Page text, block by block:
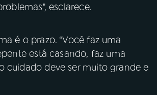
esclarece.
é o prazo. “Você faz uma
está casando, faz uma
cuidado deve ser muito grande e